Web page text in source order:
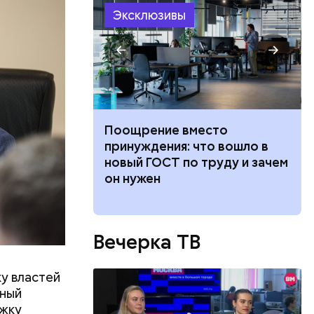
властей
цены.
Эксклюзивы
травма:
для
выживания
Поощрение вместо
принуждения: что вошло в
новый ГОСТ по труду и зачем
он нужен
Вечерка ТВ